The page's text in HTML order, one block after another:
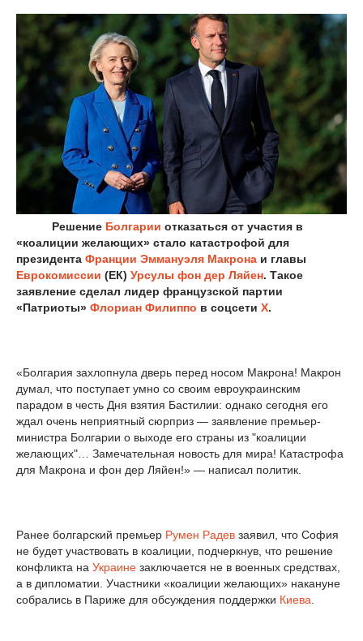
Решение Болгарии отказаться от участия в
«коалиции желающих» стало катастрофой для
президента Франции Эммануэля Макрона и главы
Еврокомиссии (ЕК) Урсулы фон дер Ляйен. Такое
заявление сделал лидер французской партии
«Патриоты» Флориан Филиппо в соцсети Х.
«Болгария захлопнула дверь перед носом Макрона! Макрон
думал, что поступает умно со своим евроукраинским
парадом в честь Дня взятия Бастилии: однако сегодня его
ждал очень неприятный сюрприз — заявление премьер-
министра Болгарии о выходе его страны из "коалиции
желающих"… Замечательная новость для мира! Катастрофа
для Макрона и фон дер Ляйен!» — написал политик.
Ранее болгарский премьер Румен Радев заявил, что София
не будет участвовать в коалиции, подчеркнув, что решение
конфликта на Украине заключается не в военных средствах,
а в дипломатии. Участники «коалиции желающих» накануне
собрались в Париже для обсуждения поддержки Киева